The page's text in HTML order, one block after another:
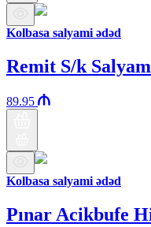
Kolbasa salyami ədəd
Remit S/k
89.95
Kolbasa salyami ədəd
Pınar Acikbufe